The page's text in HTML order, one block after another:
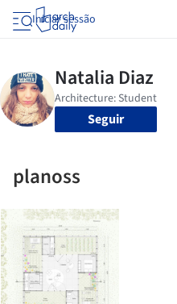
Iniciar sessão
Seguir
planoss